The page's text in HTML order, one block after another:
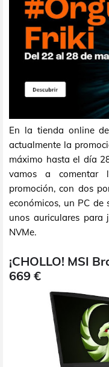
En la tienda online
actualmente la
máximo hasta el día
vamos a comentar
promoción, con dos
económicos, un PC de
unos auriculares
NVMe.
¡CHOLLO! MSI
669 €